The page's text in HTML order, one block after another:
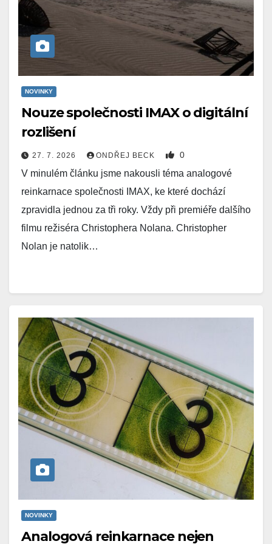
NOVINKY
Nouze společnosti IMAX o digitální
rozlišení
27. 7. 2026 ONDŘEJ BECK 0
V minulém článku jsme nakousli téma analogové
reinkarnace společnosti IMAX, ke které dochází
zpravidla jednou za tři roky. Vždy při premiéře dalšího
filmu režiséra Christophera Nolana. Christopher
Nolan je natolik…
NOVINKY
Analogová reinkarnace nejen